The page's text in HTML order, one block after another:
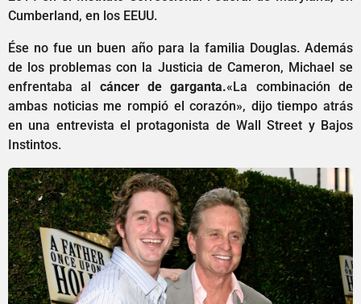
Cumberland, en los EEUU.
Ése no fue un buen año para la familia Douglas. Además
de los problemas con la Justicia de Cameron, Michael se
enfrentaba al cáncer de garganta.«La combinación de
ambas noticias me rompió el corazón», dijo tiempo atrás
en una entrevista el protagonista de Wall Street y Bajos
Instintos.